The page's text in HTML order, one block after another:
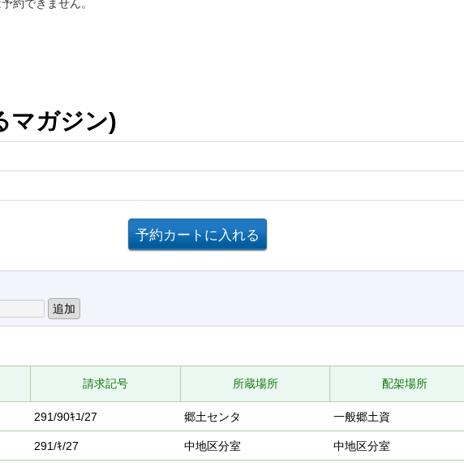
約できません。
ガジン)
請求記号 所蔵場所 配架場所
291/90ｷﾕ/27 郷土センタ 一般郷土資
291/ｷ/27 中地区分室 中地区分室